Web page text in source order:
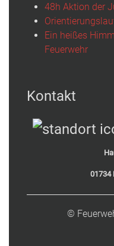
48h Aktion der
Ein heißes
Feuerwehr
Kontakt
01734
©